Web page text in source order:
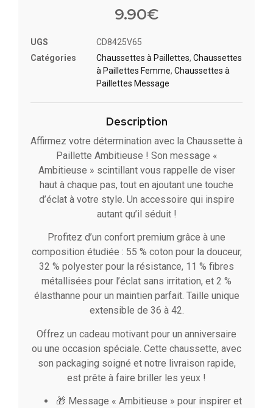
9.90€
UGS
CD8425V65
Catégories
Chaussettes à Paillette​s, Chaussettes
à Paillettes Femme, Chaussettes à
Paillettes Message​
Description
Affirmez votre détermination avec la Chaussette à
Paillette Ambitieuse ! Son message «
Ambitieuse » scintillant vous rappelle de viser
haut à chaque pas, tout en ajoutant une touche
d’éclat à votre style. Un accessoire qui inspire
autant qu’il séduit !
Profitez d’un confort premium grâce à une
composition étudiée : 55 % coton pour la douceur,
32 % polyester pour la résistance, 11 % fibres
métallisées pour l’éclat sans irritation, et 2 %
élasthanne pour un maintien parfait. Taille unique
extensible de 36 à 42.
Offrez un cadeau motivant pour un anniversaire
ou une occasion spéciale. Cette chaussette, avec
son packaging soigné et notre livraison rapide,
est prête à faire briller les yeux !
🎁 Message « Ambitieuse » pour inspirer et